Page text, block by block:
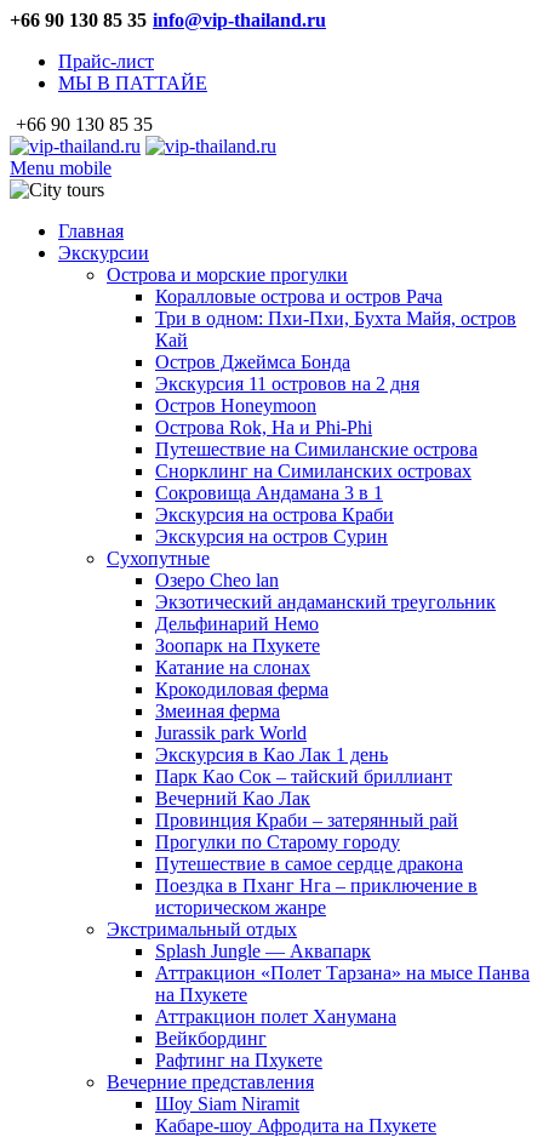
+66 90 130 85 35 info@vip-thailand.ru
Прайс-лист
МЫ В ПАТТАЙЕ
+66 90 130 85 35
Menu mobile
Главная
Экскурсии
Острова и морские прогулки
Коралловые острова и остров Рача
Три в одном: Пхи-Пхи, Бухта Майя, остров
Кай
Остров Джеймса Бонда
Экскурсия 11 островов на 2 дня
Остров Honeymoon
Острова Rok, Ha и Phi-Phi
Путешествие на Симиланские острова
Снорклинг на Симиланских островах
Сокровища Андамана 3 в 1
Экскурсия на острова Краби
Экскурсия на остров Сурин
Сухопутные
Озеро Cheo lan
Экзотический андаманский треугольник
Дельфинарий Немо
Зоопарк на Пхукете
Катание на слонах
Крокодиловая ферма
Змеиная ферма
Jurassik park World
Экскурсия в Као Лак 1 день
Парк Као Сок – тайский бриллиант
Вечерний Као Лак
Провинция Краби – затерянный рай
Прогулки по Старому городу
Путешествие в самое сердце дракона
Поездка в Пханг Нга – приключение в
историческом жанре
Экстримальный отдых
Splash Jungle — Аквапарк
Аттракцион «Полет Тарзана» на мысе Панва
на Пхукете
Аттракцион полет Ханумана
Вейкбординг
Рафтинг на Пхукете
Вечерние представления
Шоу Siam Niramit
Кабаре-шоу Афродита на Пхукете